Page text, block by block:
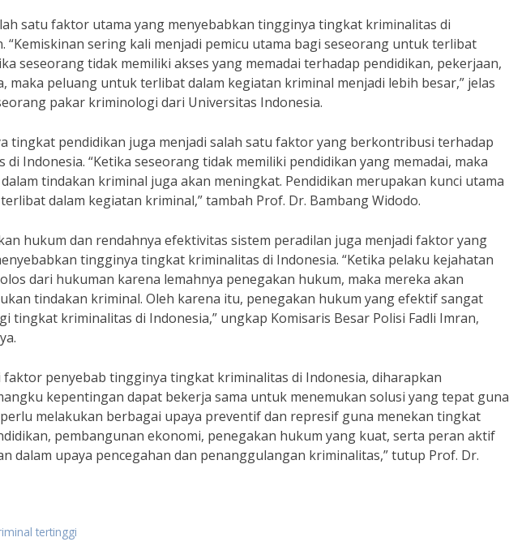
satu faktor utama yang menyebabkan tingginya tingkat kriminalitas di
“Kemiskinan sering kali menjadi pemicu utama bagi seseorang untuk terlibat
seseorang tidak memiliki akses yang memadai terhadap pendidikan, pekerjaan,
maka peluang untuk terlibat dalam kegiatan kriminal menjadi lebih besar,” jelas
pakar kriminologi dari Universitas Indonesia.
tingkat pendidikan juga menjadi salah satu faktor yang berkontribusi terhadap
Indonesia. “Ketika seseorang tidak memiliki pendidikan yang memadai, maka
tindakan kriminal juga akan meningkat. Pendidikan merupakan kunci utama
dalam kegiatan kriminal,” tambah Prof. Dr. Bambang Widodo.
hukum dan rendahnya efektivitas sistem peradilan juga menjadi faktor yang
tingginya tingkat kriminalitas di Indonesia. “Ketika pelaku kejahatan
dari hukuman karena lemahnya penegakan hukum, maka mereka akan
tindakan kriminal. Oleh karena itu, penegakan hukum yang efektif sangat
tingkat kriminalitas di Indonesia,” ungkap Komisaris Besar Polisi Fadli Imran,
penyebab tingginya tingkat kriminalitas di Indonesia, diharapkan
kepentingan dapat bekerja sama untuk menemukan solusi yang tepat guna
perlu melakukan berbagai upaya preventif dan represif guna menekan tingkat
pembangunan ekonomi, penegakan hukum yang kuat, serta peran aktif
dalam upaya pencegahan dan penanggulangan kriminalitas,” tutup Prof. Dr.
tertinggi